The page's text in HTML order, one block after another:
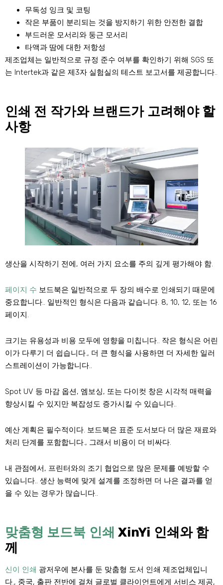
무독성 잉크 및 코팅
작은 부품이 분리되는 것을 방지하기 위한 안전한 결합
부드러운 모서리와 둥근 모서리
타액과 땀에 대한 저항성
제조업체는 일반적으로 규정 준수 여부를 확인하기 위해 SGS 또
는 Intertek과 같은 제3자 실험실의 테스트 보고서를 제공합니다..
인쇄 전 작가와 브랜드가 고려해야 할
사항
생산을 시작하기 전에, 여러 가지 요소를 주의 깊게 평가해야 함.
페이지 수 보드북은 일반적으로 두 장의 배수로 인쇄되기 때문에
중요합니다.. 일반적인 형식은 다음과 같습니다. 8, 10, 12, 또는 16
페이지.
크기는 유용성과 비용 모두에 영향을 미칩니다.. 작은 형식은 어린
이가 다루기 더 쉽습니다., 더 큰 형식을 사용하면 더 자세한 일러
스트레이션이 가능합니다..
Spot UV 등 마감 옵션, 엠보싱, 또는 다이컷 창은 시각적 매력을
향상시킬 수 있지만 복잡성도 증가시킬 수 있습니다..
예산 계획은 필수적이다. 보드북은 표준 도서보다 더 많은 재료와
처리 단계를 포함합니다., 그래서 비용이 더 비싸다.
내 관점에서, 프린터와의 조기 협업으로 많은 문제를 예방할 수
있습니다.. 생산 능력에 맞게 설계를 조정하면 더 나은 결과를 얻
을 수 있는 경우가 많습니다..
맞춤형 보드북 인쇄 XinYi 인쇄와 함
께
신이 인쇄 광저우에 본사를 둔 맞춤형 도서 인쇄 제조업체입니
다., 중국, 출판 전반에 걸쳐 글로벌 클라이언트에게 서비스 제공,